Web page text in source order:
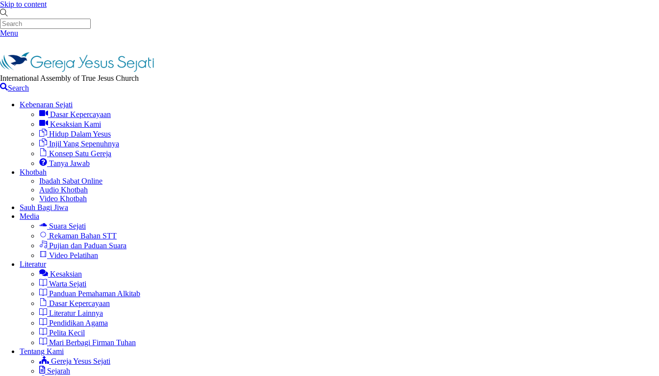
Skip to content
Menu
International Assembly of True Jesus Church
Search
Kebenaran Sejati
Dasar Kepercayaan
Kesaksian Kami
Hidup Dalam Yesus
Injil Yang Sepenuhnya
Konsep Satu Gereja
Tanya Jawab
Khotbah
Ibadah Sabat Online
Audio Khotbah
Video Khotbah
Sauh Bagi Jiwa
Media
Suara Sejati
Rekaman Bahan STT
Pujian dan Paduan Suara
Video Pelatihan
Literatur
Kesaksian
Warta Sejati
Panduan Pemahaman Alkitab
Dasar Kepercayaan
Literatur Lainnya
Pendidikan Agama
Pelita Kecil
Mari Berbagi Firman Tuhan
Tentang Kami
Gereja Yesus Sejati
Sejarah